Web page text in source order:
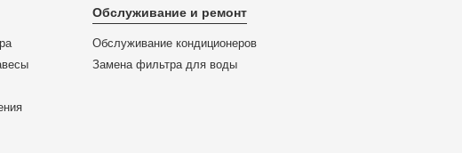
Обслуживание и ремонт
Обслуживание кондиционеров
Замена фильтра для воды